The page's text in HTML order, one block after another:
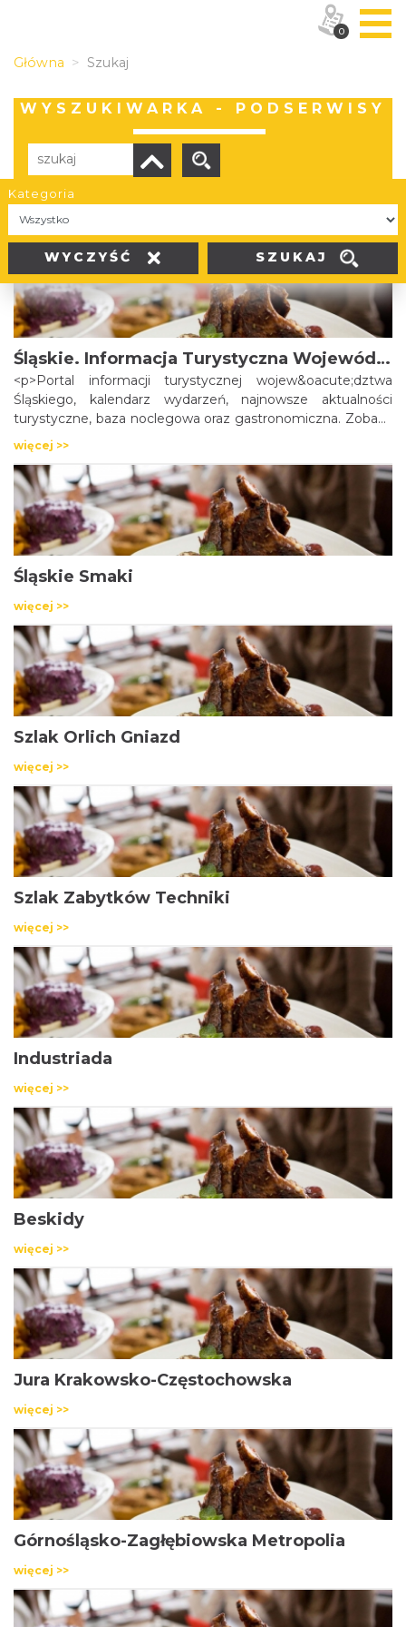
Główna Szukaj
WYSZUKIWARKA - PODSERWISY
Kategoria
WYCZYŚĆ SZUKAJ
Liczba elementów:
Śląskie. Informacja Turystyczna Województwa Śląskiego
<p>Portal informacji turystycznej wojew&oacute;dztwa
Śląskiego, kalendarz wydarzeń, najnowsze aktualności
turystyczne, baza noclegowa oraz gastronomiczna. Zobacz
jak spędzić czas w Śląskim.</p>
więcej >>
Śląskie Smaki
więcej >>
Szlak Orlich Gniazd
więcej >>
Szlak Zabytków Techniki
więcej >>
Industriada
więcej >>
Beskidy
więcej >>
Jura Krakowsko-Częstochowska
więcej >>
Górnośląsko-Zagłębiowska Metropolia
więcej >>
0